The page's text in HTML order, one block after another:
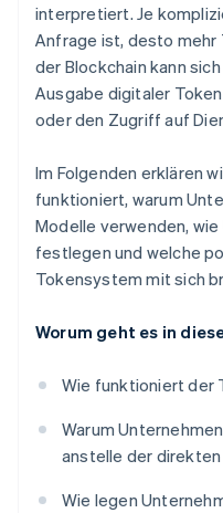
Die interne
Kundinnen und
Kundinnen und
auszunutzen
interpretiert. Je
Anfrage ist, desto mehr
der Blockchain kann
Ausgabe digitaler
oder den Zugriff auf
Im Folgenden erklären
funktioniert, warum
Modelle verwenden,
festlegen und welche
Tokensystem mit sich
Worum geht es in
Wie funktioniert der
Warum
anstelle der
Wie legen